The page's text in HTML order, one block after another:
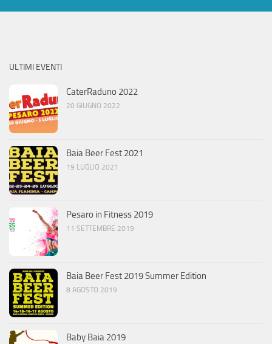
ULTIMI EVENTI
CaterRaduno 2022
20 GIUGNO 2022
Baia Beer Fest 2021
19 LUGLIO 2021
Pesaro in Fitness 2019
11 SETTEMBRE 2019
Baia Beer Fest 2019 Summer Edition
8 AGOSTO 2019
Baby Baia 2019